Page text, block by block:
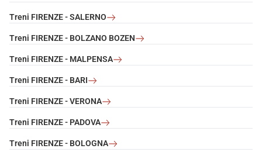
Treni FIRENZE - SALERNO
Treni FIRENZE - BOLZANO BOZEN
Treni FIRENZE - MALPENSA
Treni FIRENZE - BARI
Treni FIRENZE - VERONA
Treni FIRENZE - PADOVA
Treni FIRENZE - BOLOGNA